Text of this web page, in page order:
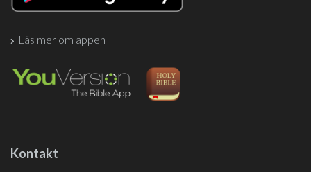
Läs mer om appen
Kontakt